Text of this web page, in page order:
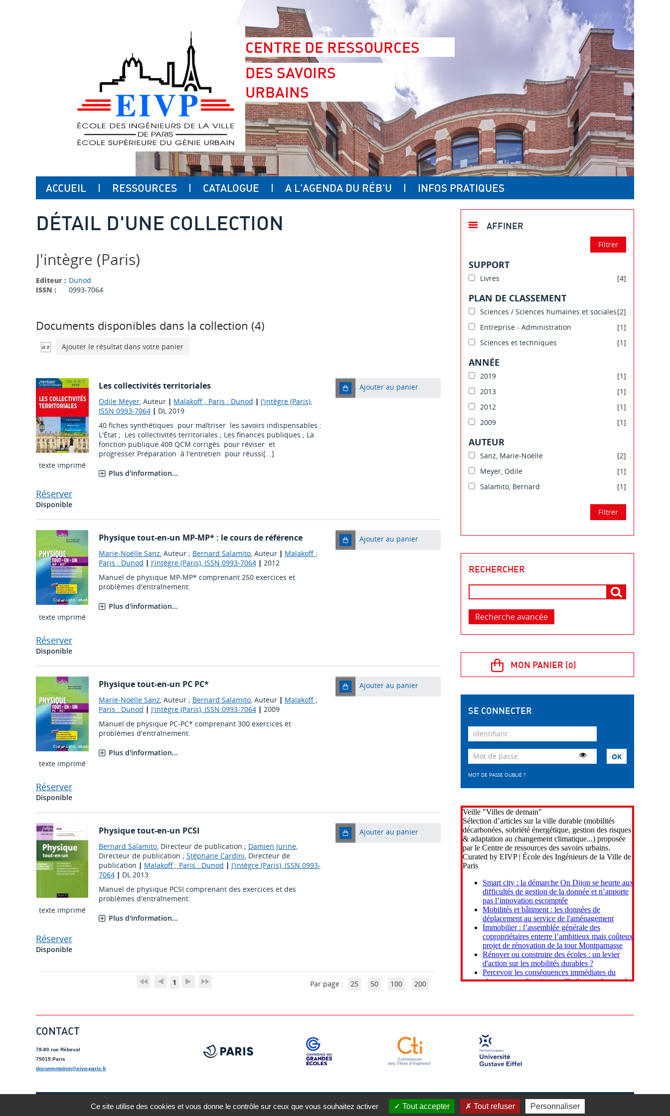
CENTRE DE RESSOURCES
DES SAVOIRS
URBAINS
ACCUEIL RESSOURCES CATALOGUE A L'AGENDA DU RÉB'U INFOS PRATIQUES
DÉTAIL D'UNE COLLECTION
J'intègre (Paris)
Editeur : Dunod
ISSN :
0993-7064
Documents disponibles dans la collection (4)
Ajouter le résultat dans votre panier
texte imprimé
Les collectivités territoriales
Odile Meyer, Auteur | Malakoff ; Paris : Dunod | J'intègre (Paris),
ISSN 0993-7064| DL 2019
40 fiches synthétiques pour maîtriser les savoirs indispensables :
L'État ; Les collectivités territoriales ; Les finances publiques ; La
fonction publique.400 QCM corrigés pour réviser et
progresser.Préparation à l'entretien pour réussi[...]
Plus d'information...
Ajouter au panier
Réserver
Disponible
texte imprimé
Physique tout-en-un MP-MP* : le cours de référence
Marie-Noëlle Sanz, Auteur ; Bernard Salamito, Auteur | Malakoff ;
Paris : Dunod | J'intègre (Paris), ISSN 0993-7064| 2012
Manuel de physique MP-MP* comprenant 250 exercices et
problèmes d'entraînement.
Plus d'information...
Ajouter au panier
Réserver
Disponible
texte imprimé
Physique tout-en-un PC PC*
Marie-Noëlle Sanz, Auteur ; Bernard Salamito, Auteur | Malakoff ;
Paris : Dunod | J'intègre (Paris), ISSN 0993-7064| 2009
Manuel de physique PC-PC* comprenant 300 exercices et
problèmes d'entraînement.
Plus d'information...
Ajouter au panier
Réserver
Disponible
texte imprimé
Physique tout-en-un PCSI
Bernard Salamito, Directeur de publication ; Damien Jurine,
Directeur de publication ; Stéphane Cardini , Directeur de
publication | Malakoff ; Paris : Dunod | J'intègre (Paris), ISSN 0993-
7064| DL 2013
Manuel de physique PCSI comprenant des exercices et des
problèmes d'entraînement.
Plus d'information...
Ajouter au panier
Réserver
Disponible
1 Par page : 25 50 100 200
AFFINER
SUPPORT
Livres [4]
PLAN DE CLASSEMENT
Sciences / Sciences humaines et sociales[2]
Entreprise - Administration
[1]
Sciences et techniques
[1]
ANNÉE
2019
[1]
2013
[1]
2012
[1]
2009
[1]
AUTEUR
Sanz, Marie-Noëlle
[2]
Meyer, Odile
[1]
Salamito, Bernard
[1]
RECHERCHER
Recherche avancée
SE CONNECTER
MOT DE PASSE OUBLIÉ ?
CONTACT
78-80 rue Rébeval
75019 Paris
documentation@eivp-paris.fr
Mentions légales Plan du site
Ce site utilise des cookies et vous donne le contrôle sur ceux que vous souhaitez activer Tout accepter Tout refuser Personnaliser